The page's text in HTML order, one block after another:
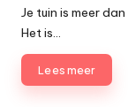
door
Je tuin is meer
Het is…
Lees meer